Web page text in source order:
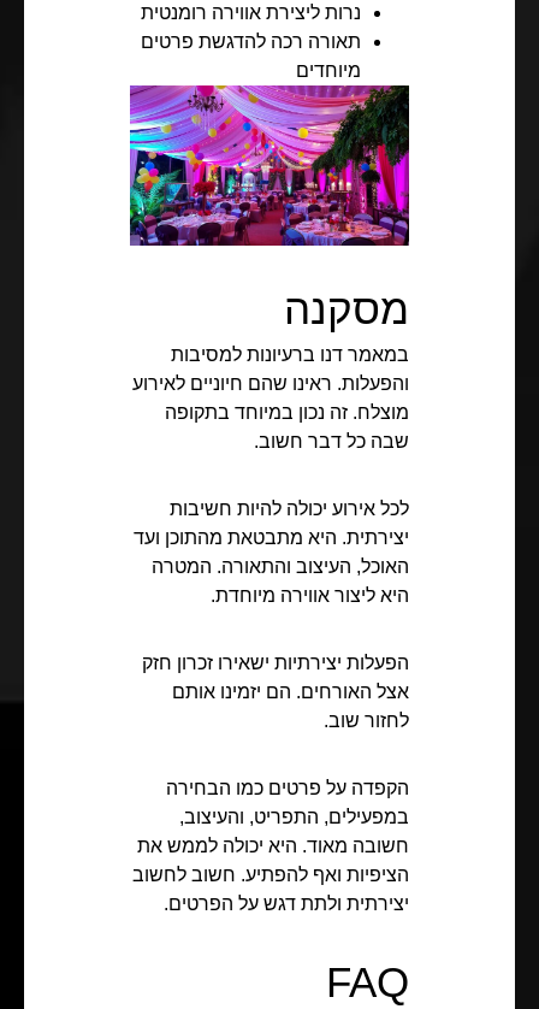
נרות ליצירת אווירה רומנטית
תאורה רכה להדגשת פרטים
מיוחדים
מסקנה
במאמר דנו ברעיונות למסיבות
והפעלות. ראינו שהם חיוניים לאירוע
מוצלח. זה נכון במיוחד בתקופה
שבה כל דבר חשוב.
לכל אירוע יכולה להיות חשיבות
יצירתית. היא מתבטאת מהתוכן ועד
האוכל, העיצוב והתאורה. המטרה
היא ליצור אווירה מיוחדת.
הפעלות יצירתיות ישאירו זכרון חזק
אצל האורחים. הם יזמינו אותם
לחזור שוב.
הקפדה על פרטים כמו הבחירה
במפעילים, התפריט, והעיצוב,
חשובה מאוד. היא יכולה לממש את
הציפיות ואף להפתיע. חשוב לחשוב
יצירתית ולתת דגש על הפרטים.
FAQ